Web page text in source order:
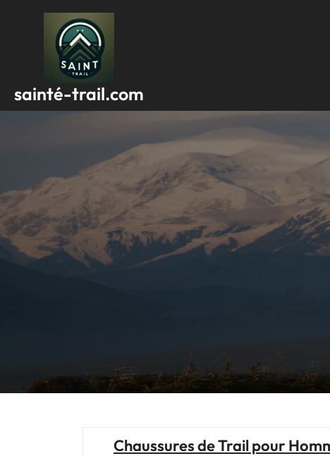
sainté-trail.com
Chaussures de Trail pour